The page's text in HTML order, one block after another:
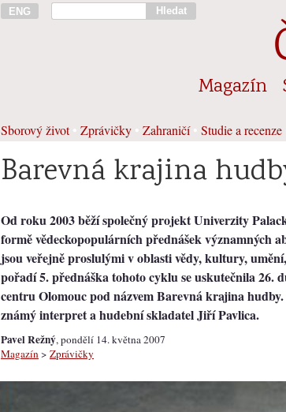
ENG Hledat
Magazín
Sborový život• Zprávičky Zahraničí• Studie a recenze
Barevná krajina
Od roku 2003 běží společný projekt Univerzity
formě vědeckopopulárních přednášek významných
jsou veřejně proslulými v oblasti vědy, kultury,
pořadí 5. přednáška tohoto cyklu se uskutečnila 26.
centru Olomouc pod názvem Barevná krajina
známý interpret a hudební skladatel Jiří Pavlica.
Pavel Režný, pondělí 14. května 2007
Magazín > Zprávičky